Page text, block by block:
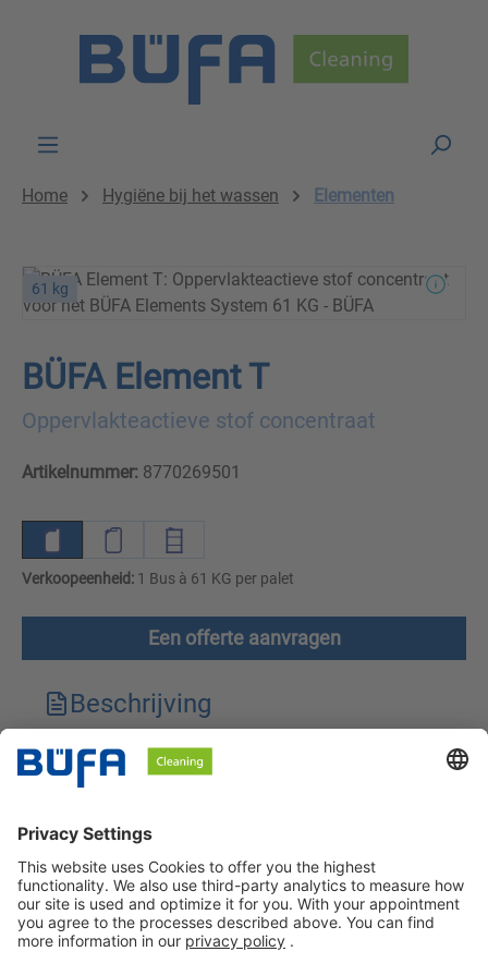
Home Hygiëne bij het wassen Elementen
61 kg
BÜFA Element T
Oppervlakteactieve stof concentraat
Artikelnummer: 8770269501
Verkoopeenheid: 1 Bus à 61 KG per palet
Een offerte aanvragen
Beschrijving
Technische kenmerken
Veiligheidsinstructies